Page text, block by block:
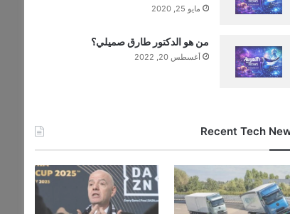
مايو 25, 2020
من هو الدكتور طارق صميلي؟
أغسطس 20, 2022
Recent Tech